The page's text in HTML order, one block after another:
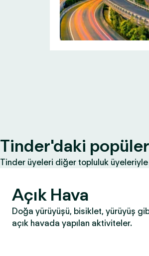
Tinder'daki
Tinder üyeleri diğer topluluk üyeleriyle
Açık Hava
Doğa yürüyüşü, bisiklet, yürüyüş
açık havada yapılan aktiviteler.